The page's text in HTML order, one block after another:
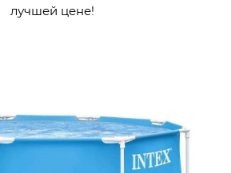
лучшей цене!